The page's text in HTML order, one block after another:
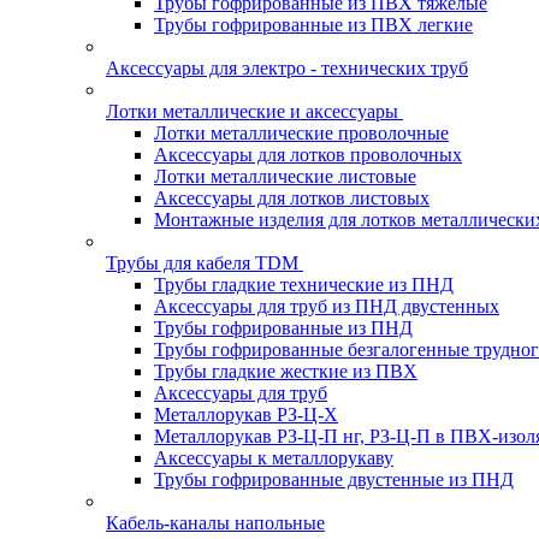
Трубы гофрированные из ПВХ легкие
Аксессуары для электро - технических труб
Лотки металлические и аксессуары
Лотки металлические проволочные
Аксессуары для лотков проволочных
Лотки металлические листовые
Аксессуары для лотков листовых
Монтажные изделия для лотков
Трубы для кабеля TDM
Трубы гладкие технические из ПНД
Аксессуары для труб из ПНД двустенных
Трубы гофрированные из ПНД
Трубы гофрированные безгалогенные
Трубы гладкие жесткие из ПВХ
Аксессуары для труб
Металлорукав РЗ-Ц-Х
Металлорукав РЗ-Ц-П нг, РЗ-Ц-П в ПВХ-
Аксессуары к металлорукаву
Трубы гофрированные двустенные из ПНД
Кабель-каналы напольные